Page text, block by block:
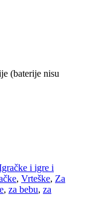
(baterije nisu
i igre i
, Vrteške, Za
, za bebu, za